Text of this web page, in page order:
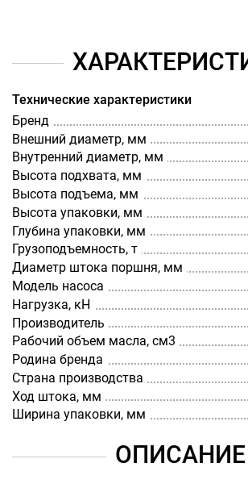
Технические характеристики
Бренд
Внешний диаметр, мм
Внутренний диаметр, мм
Высота подхвата, мм
Высота подъема, мм
Высота упаковки, мм
Глубина упаковки, мм
Грузоподъемность, т
Диаметр штока поршня, мм
Модель насоса
Нагрузка, кН
Производитель
Рабочий объем масла, см3
Родина бренда
Страна производства
Ход штока, мм
Ширина упаковки, мм
ОПИСАНИЕ